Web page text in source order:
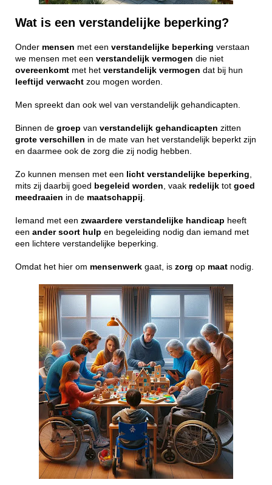
Wat is een verstandelijke beperking?
Onder mensen met een verstandelijke beperking verstaan
we mensen met een verstandelijk vermogen die niet
overeenkomt met het verstandelijk vermogen dat bij hun
leeftijd verwacht zou mogen worden.
Men spreekt dan ook wel van verstandelijk gehandicapten.
Binnen de groep van verstandelijk gehandicapten zitten
grote verschillen in de mate van het verstandelijk beperkt zijn
en daarmee ook de zorg die zij nodig hebben.
Zo kunnen mensen met een licht verstandelijke beperking,
mits zij daarbij goed begeleid worden, vaak redelijk tot goed
meedraaien in de maatschappij.
Iemand met een zwaardere verstandelijke handicap heeft
een ander soort hulp en begeleiding nodig dan iemand met
een lichtere verstandelijke beperking.
Omdat het hier om mensenwerk gaat, is zorg op maat nodig.